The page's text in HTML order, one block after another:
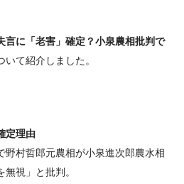
言に「老害」確定？小泉農相批判で
いて紹介しました。
定理由
村哲郎元農相が小泉進次郎農水相
視」と批判。